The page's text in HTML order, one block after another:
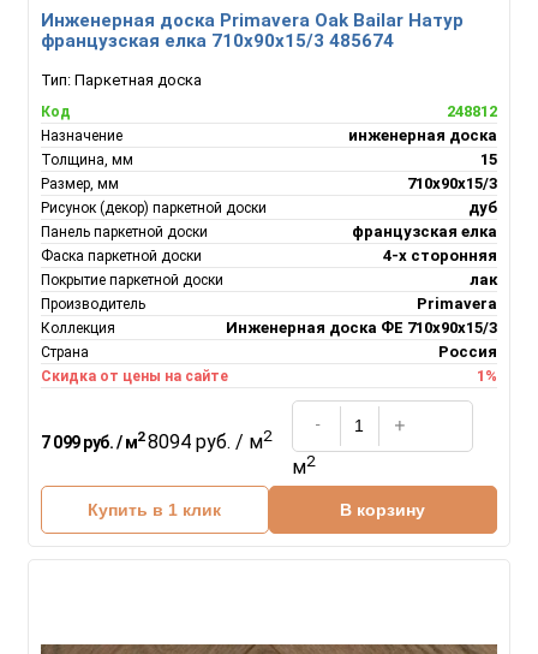
Инженерная доска Primavera Oak Bailar Натур
французская елка 710х90х15/3 485674
Тип: Паркетная доска
Код 248812
Назначение инженерная доска
Толщина, мм 15
Размер, мм 710х90х15/3
Рисунок (декор) паркетной доски дуб
Панель паркетной доски французская елка
Фаска паркетной доски 4-х сторонняя
Покрытие паркетной доски лак
Производитель Primavera
Коллекция Инженерная доска ФЕ 710х90х15/3
Страна Россия
Скидка от цены на сайте 1%
7 099 руб. / м28094 руб. / м2
м2
Купить в 1 клик В корзину